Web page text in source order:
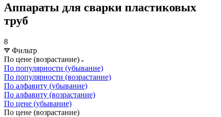
Аппараты для сварки пластиковых
труб
8
Фильтр
По цене (возрастание)
По популярности (убывание)
По популярности (возрастание)
По алфавиту (убывание)
По алфавиту (возрастание)
По цене (убывание)
По цене (возрастание)